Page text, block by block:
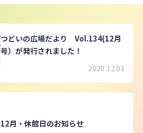
つどいの広場だより Vol.134(12月
号）が発行されました！
2020.12.01
12月・休館日のお知らせ